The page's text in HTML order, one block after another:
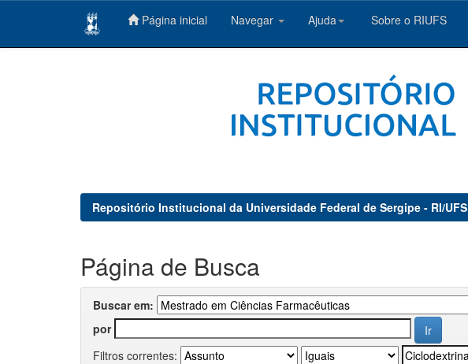
Página inicial Navegar Ajuda Sobre o RIUFS
Repositório Institucional da Universidade Federal de Sergipe - RI/UFS
Página de Busca
Buscar em:
por
Filtros correntes: